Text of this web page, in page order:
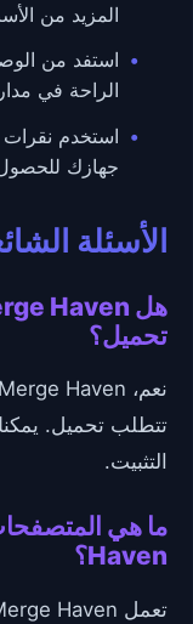
المزيد من
استفد من
الراحة في
استخدم نقرات
جهازك
الأسئلة
تحميل؟
تتطلب تحميل.
التثبيت.
Haven؟